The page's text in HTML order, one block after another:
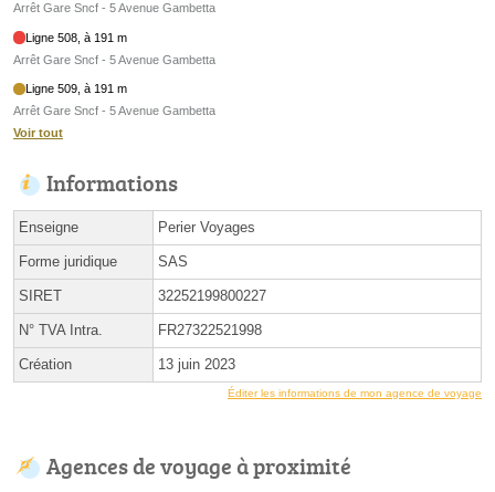
Arrêt Gare Sncf - 5 Avenue Gambetta
Ligne 508, à 191 m
Arrêt Gare Sncf - 5 Avenue Gambetta
Ligne 509, à 191 m
Arrêt Gare Sncf - 5 Avenue Gambetta
Voir tout
Informations
Enseigne Perier Voyages
Forme juridique SAS
SIRET 32252199800227
N° TVA Intra. FR27322521998
Création 13 juin 2023
Éditer les informations de mon agence de voyage
Agences de voyage à proximité